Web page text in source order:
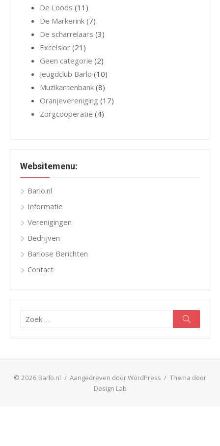
De Loods (11)
De Markerink (7)
De scharrelaars (3)
Excelsior (21)
Geen categorie (2)
Jeugdclub Barlo (10)
Muzikantenbank (8)
Oranjevereniging (17)
Zorgcoöperatie (4)
Websitemenu:
Barlo.nl
Informatie
Verenigingen
Bedrijven
Barlose Berichten
Contact
Zoeken
© 2026 Barlo.nl / Aangedreven door WordPress / Thema door
Design Lab